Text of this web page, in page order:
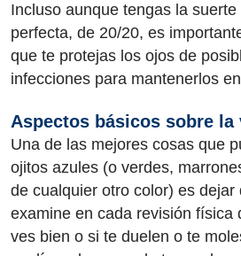
Incluso aunque tengas la
perfecta, de 20/20, es
que te protejas los ojos de
infecciones para mantenerlos
Aspectos básicos sobre la
Una de las mejores cosas que
ojitos azules (o verdes,
de cualquier otro color) es
examine en cada revisión física
ves bien o si te duelen o te